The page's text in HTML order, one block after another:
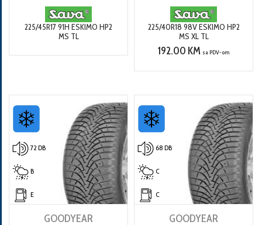
225/45R17 91H ESKIMO HP2
MS TL
225/40R18 98V ESKIMO HP2
MS XL TL
192.00 KM sa PDV-om
72 DB
B
E
GOODYEAR
68 DB
C
C
GOODYEAR